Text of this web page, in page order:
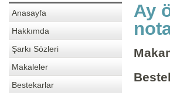
Anasayfa
Hakkımda
Şarkı Sözleri
Makaleler
Bestekarlar
Ay